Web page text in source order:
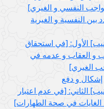
النفسي و الغيري‏]
بين النفسية و الغيرية
الأول: [في استحقاق
و العقاب و عدمه في
الغيري‏]
إشكال و دفع
الثاني: [في عدم اعتبار
في صحة الطهارات‏]